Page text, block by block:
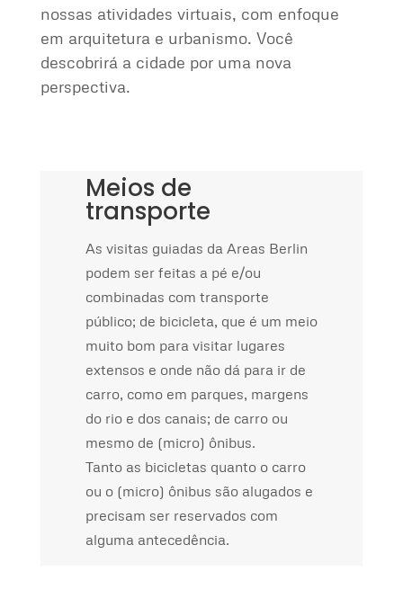
nossas atividades virtuais, com enfoque
em arquitetura e urbanismo. Você
descobrirá a cidade por uma nova
perspectiva.
Meios de
transporte
As visitas guiadas da Areas Berlin
podem ser feitas a pé e/ou
combinadas com transporte
público; de bicicleta, que é um meio
muito bom para visitar lugares
extensos e onde não dá para ir de
carro, como em parques, margens
do rio e dos canais; de carro ou
mesmo de (micro) ônibus.
Tanto as bicicletas quanto o carro
ou o (micro) ônibus são alugados e
precisam ser reservados com
alguma antecedência.